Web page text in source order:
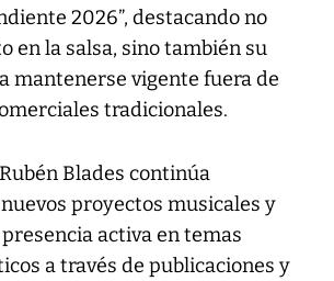
2026”, destacando no
en la salsa, sino también su
mantenerse vigente fuera de
tradicionales.
Blades continúa
proyectos musicales y
activa en temas
a través de publicaciones y